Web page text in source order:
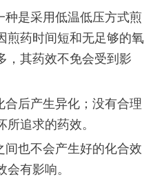
是采用低温低压方式煎
煎药时间短和无足够的氧
，其药效不免会受到影
后产生异化；没有合理
追求的药效。
也不会产生好的化合效
有影响。